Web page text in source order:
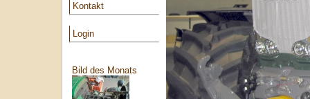
Kontakt
Login
Bild des Monats